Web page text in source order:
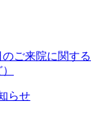
ご来院に関する
らせ